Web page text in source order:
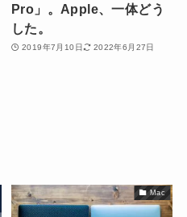
Pro」。Apple、一体どう
した。
2019年7月10日 2022年6月27日
Mac